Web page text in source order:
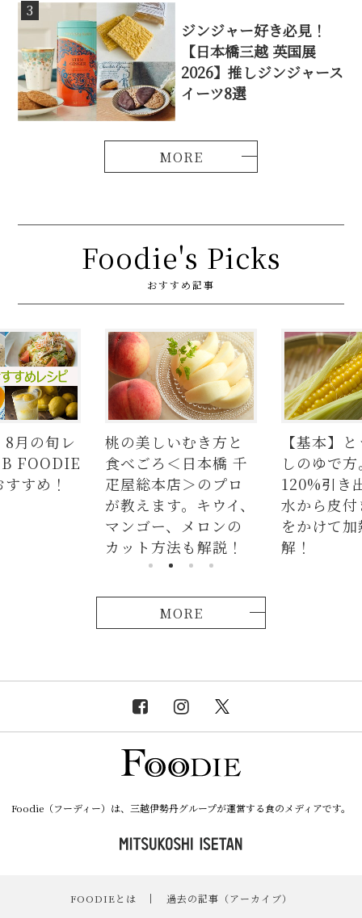
3
ジンジャー好き必見！
【日本橋三越 英国展
2026】推しジンジャース
イーツ8選
Foodie's Picks
おすすめ記事
月の旬レ
FOODIE
すめ！
桃の美しいむき方と
食べごろ＜日本橋 千
疋屋総本店＞のプロ
が教えます。キウイ、
マンゴー、メロンの
カット方法も解説！
【基本】
しのゆで
120%引き
水から皮
をかけて
解！
MORE
Foodie（フーディー）は、三越伊勢丹グループが運営する食のメディアです。
FOODIEとは ｜
過去の記事（アーカイブ）